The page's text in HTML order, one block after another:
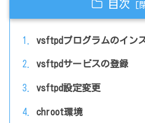
目次
vsftpdプログラムのイン
vsftpdサービスの登録
vsftpd設定変更
chroot環境